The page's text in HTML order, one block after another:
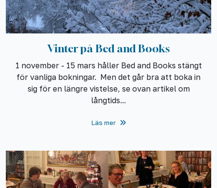
Vinter på Bed and Books
1 november - 15 mars håller Bed and Books stängt
för vanliga bokningar. Men det går bra att boka in
sig för en längre vistelse, se ovan artikel om
långtids...
Läs mer